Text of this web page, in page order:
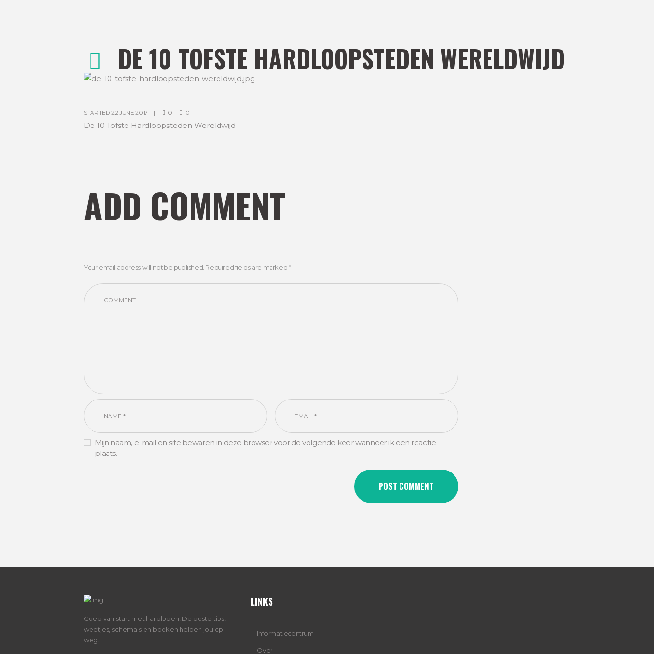
DE 10 TOFSTE HARDLOOPSTEDEN WERELDWIJD
STARTED22 JUNE 2017 0 0
De 10 Tofste Hardloopsteden Wereldwijd
ADD COMMENT
Your email address will not be published. Required fields are marked *
Mijn naam, e-mail en site bewaren in deze browser voor de volgende keer wanneer ik een reactie
plaats.
Goed van start met hardlopen! De beste tips,
weetjes, schema's en boeken helpen jou op
weg.
LINKS
Informatiecentrum
Over